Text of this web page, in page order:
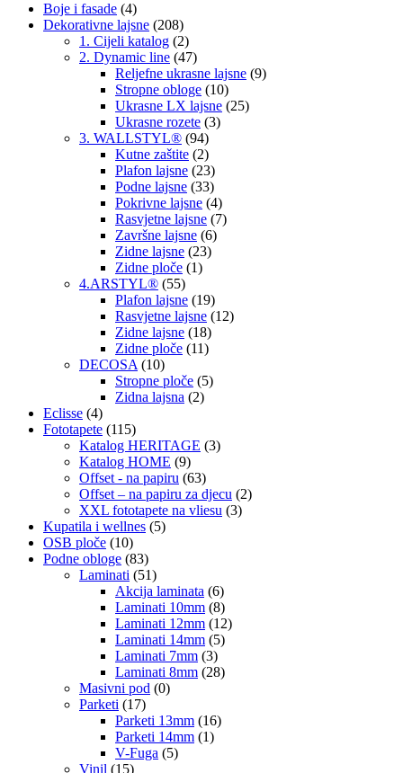
Boje i fasade (4)
Dekorativne lajsne (208)
1. Cijeli katalog (2)
2. Dynamic line (47)
Reljefne ukrasne lajsne (9)
Stropne obloge (10)
Ukrasne LX lajsne (25)
Ukrasne rozete (3)
3. WALLSTYL® (94)
Kutne zaštite (2)
Plafon lajsne (23)
Podne lajsne (33)
Pokrivne lajsne (4)
Rasvjetne lajsne (7)
Završne lajsne (6)
Zidne lajsne (23)
Zidne ploče (1)
4.ARSTYL® (55)
Plafon lajsne (19)
Rasvjetne lajsne (12)
Zidne lajsne (18)
Zidne ploče (11)
DECOSA (10)
Stropne ploče (5)
Zidna lajsna (2)
Eclisse (4)
Fototapete (115)
Katalog HERITAGE (3)
Katalog HOME (9)
Offset - na papiru (63)
Offset – na papiru za djecu (2)
XXL fototapete na vliesu (3)
Kupatila i wellnes (5)
OSB ploče (10)
Podne obloge (83)
Laminati (51)
Akcija laminata (6)
Laminati 10mm (8)
Laminati 12mm (12)
Laminati 14mm (5)
Laminati 7mm (3)
Laminati 8mm (28)
Masivni pod (0)
Parketi (17)
Parketi 13mm (16)
Parketi 14mm (1)
V-Fuga (5)
Vinil (15)